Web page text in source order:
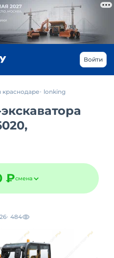
Войти
краснодаре lonking
₽смена
484